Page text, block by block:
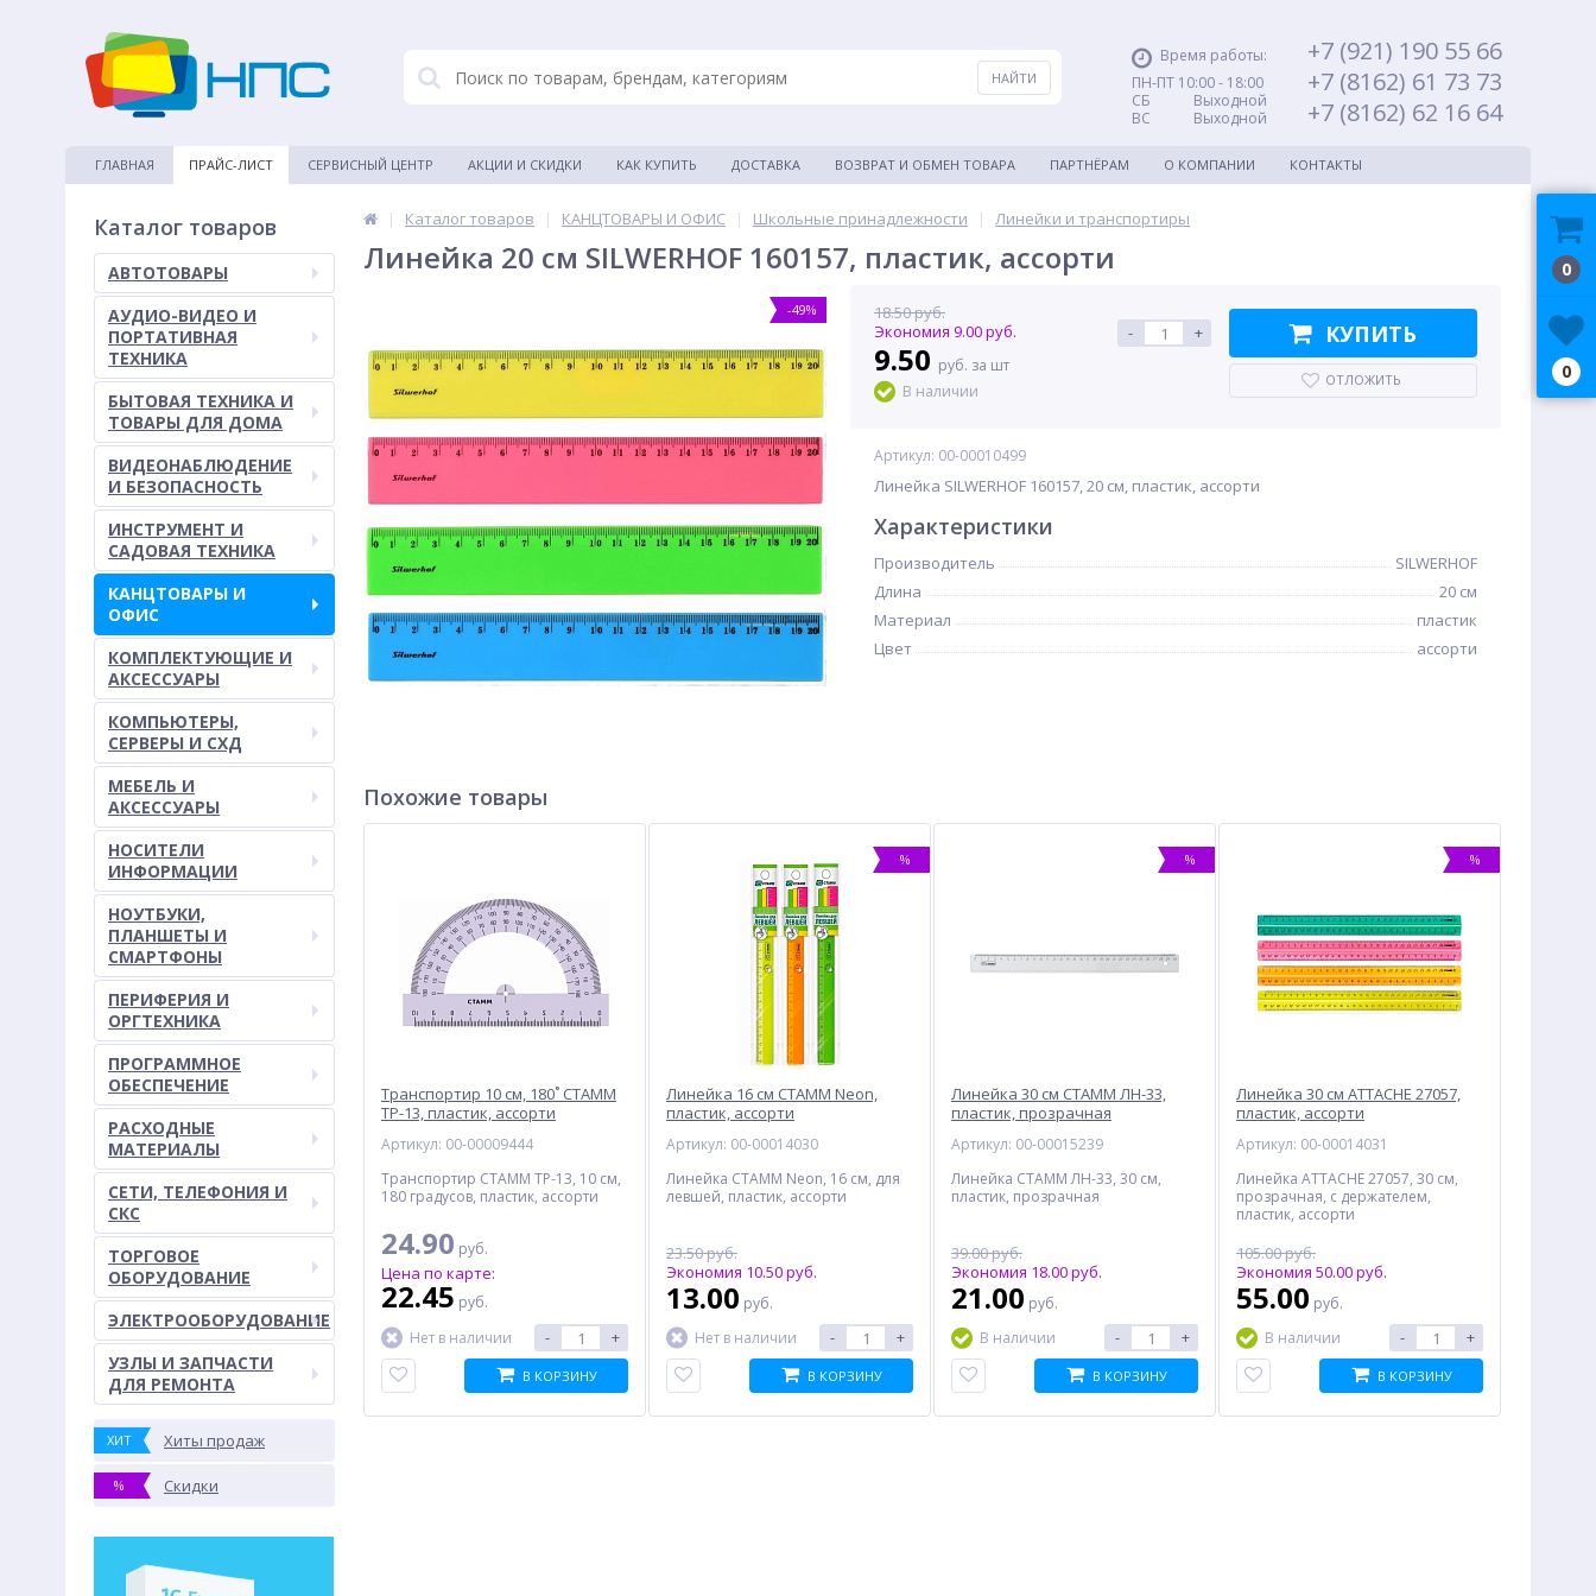
Время работы:
ПН-ПТ 10:00 - 18:00
СБ Выходной
ВС Выходной
+7 (921) 190 55 66
+7 (8162) 61 73 73
+7 (8162) 62 16 64
ГЛАВНАЯ ПРАЙС-ЛИСТ СЕРВИСНЫЙ ЦЕНТР АКЦИИ И СКИДКИ КАК КУПИТЬ ДОСТАВКА ВОЗВРАТ И ОБМЕН ТОВАРА ПАРТНЁРАМ О КОМПАНИИ КОНТАКТЫ
Каталог товаров
АВТОТОВАРЫ
АУДИО-ВИДЕО И
ПОРТАТИВНАЯ
ТЕХНИКА
БЫТОВАЯ ТЕХНИКА И
ТОВАРЫ ДЛЯ ДОМА
ВИДЕОНАБЛЮДЕНИЕ
И БЕЗОПАСНОСТЬ
ИНСТРУМЕНТ И
САДОВАЯ ТЕХНИКА
КАНЦТОВАРЫ И
ОФИС
КОМПЛЕКТУЮЩИЕ И
АКСЕССУАРЫ
КОМПЬЮТЕРЫ,
СЕРВЕРЫ И СХД
МЕБЕЛЬ И
АКСЕССУАРЫ
НОСИТЕЛИ
ИНФОРМАЦИИ
НОУТБУКИ,
ПЛАНШЕТЫ И
СМАРТФОНЫ
ПЕРИФЕРИЯ И
ОРГТЕХНИКА
ПРОГРАММНОЕ
ОБЕСПЕЧЕНИЕ
РАСХОДНЫЕ
МАТЕРИАЛЫ
СЕТИ, ТЕЛЕФОНИЯ И
СКС
ТОРГОВОЕ
ОБОРУДОВАНИЕ
ЭЛЕКТРООБОРУДОВАНИЕ
УЗЛЫ И ЗАПЧАСТИ
ДЛЯ РЕМОНТА
ХИТ Хиты продаж
% Скидки
| Каталог товаров | КАНЦТОВАРЫ И ОФИС | Школьные принадлежности | Линейки и транспортиры
Линейка 20 см SILWERHOF 160157, пластик, ассорти
-49%
18.50 руб.
Экономия 9.00 руб.
9.50 руб. за шт
В наличии
- + КУПИТЬ
ОТЛОЖИТЬ
Артикул: 00-00010499
Линейка SILWERHOF 160157, 20 см, пластик, ассорти
Характеристики
Производитель
SILWERHOF
Длина
20 см
Материал
пластик
Цвет
ассорти
Похожие товары
Транспортир 10 см, 180˚ СТАММ
TP-13, пластик, ассорти
Артикул: 00-00009444
Транспортир СТАММ TP-13, 10 см,
180 градусов, пластик, ассорти
24.90 руб.
Цена по карте:
22.45 руб.
Нет в наличии
- +
В КОРЗИНУ
%
Линейка 16 см СТАММ Neon,
пластик, ассорти
Артикул: 00-00014030
Линейка СТАММ Neon, 16 см, для
левшей, пластик, ассорти
23.50 руб.
Экономия 10.50 руб.
13.00 руб.
Нет в наличии
- +
В КОРЗИНУ
%
Линейка 30 см СТАММ ЛН-33,
пластик, прозрачная
Артикул: 00-00015239
Линейка СТАММ ЛН-33, 30 см,
пластик, прозрачная
39.00 руб.
Экономия 18.00 руб.
21.00 руб.
В наличии
- +
В КОРЗИНУ
%
Линейка 30 см ATTACHE 27057,
пластик, ассорти
Артикул: 00-00014031
Линейка ATTACHE 27057, 30 см,
прозрачная, с держателем,
пластик, ассорти
105.00 руб.
Экономия 50.00 руб.
55.00 руб.
В наличии
- +
В КОРЗИНУ
0
0